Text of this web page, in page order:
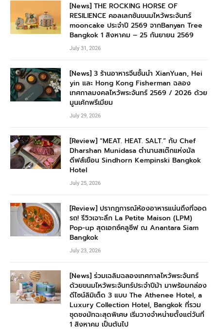
[News] THE ROCKING HORSE OF
RESILIENCE คอลเลกชันขนมไหว้พระจันทร์
mooncake ประจำปี 2569 จากBanyan Tree
Bangkok 1 สิงหาคม – 25 กันยายน 2569
July 31, 2026
[News] 3 ร้านอาหารจีนชั้นนำ XianYuan, Hei
yin และ Hong Kong Fisherman ฉลอง
เทศกาลมงคลไหว้พระจันทร์ 2569 / 2026 ด้วย
มูนเค้กพรีเมียม
July 29, 2026
[Review] “MEAT. HEAT. SALT.” กับ Chef
Dharshan Munidasa ตำนานสเต๊กแห่งมัล
ดีฟส์เยือน Sindhorn Kempinski Bangkok
Hotel
July 25, 2026
[Review] ปรากฏการณ์ห้องอาหารแน่นถึงที่จอด
รถ! รีวิวเจาะลึก La Petite Maison (LPM)
Pop-up สุดเอกซ์คลูซีฟ ณ Anantara Siam
Bangkok
July 23, 2026
[News] ร่วมเฉลิมฉลองเทศกาลไหว้พระจันทร์
ด้วยขนมไหว้พระจันทร์ประจำปีม้า มาพร้อมกล่อง
ดีไซน์ลิมิเต็ด 3 แบบ The Athenee Hotel, a
Luxury Collection Hotel, Bangkok ที่รวม
ชุดชงมัทฉะสุดพิเศษ เริ่มวางจำหน่ายตั้งแต่วันที่
1 สิงหาคม เป็นต้นไป